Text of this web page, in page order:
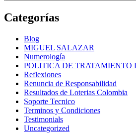
Categorías
Blog
MIGUEL SALAZAR
Numerología
POLITICA DE TRATAMIENTO
Reflexiones
Renuncia de Responsabilidad
Resultados de Loterias Colombia
Soporte Tecnico
Terminos y Condiciones
Testimonials
Uncategorized